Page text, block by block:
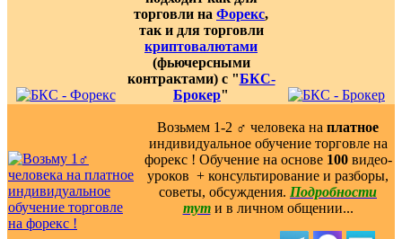
торговли на Форекс,
так и для торговли
криптовалютами
(фьючерсными
контрактами) с "БКС-
Брокер"
Возьмем 1-2 ‍♂️ человека на платное
индивидуальное обучение торговле на
форекс ! Обучение на основе 100видео-
уроков ️ + консультирование и разборы,
советы, обсуждения. Подробности
тут и в личном общении...